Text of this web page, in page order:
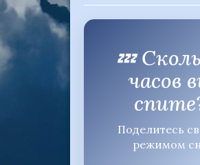
💤
часов
Поделитесь
режимом